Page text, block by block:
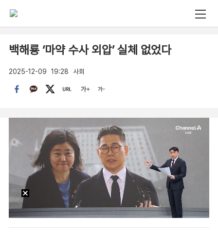
백해룡 ‘마약 수사 외압’ 실체 없었다
2025-12-09 19:28 사회